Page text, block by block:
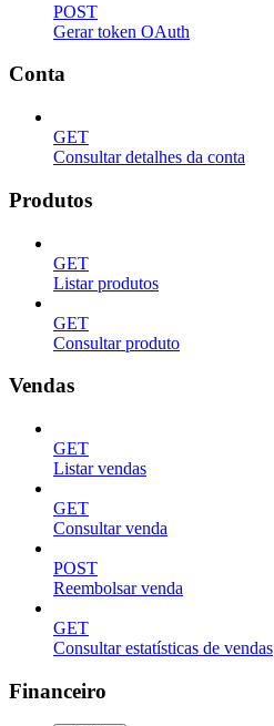
POST
Gerar token OAuth
Conta
GET
Consultar detalhes da conta
Produtos
GET
Listar produtos
GET
Consultar produto
Vendas
GET
Listar vendas
GET
Consultar venda
POST
Reembolsar venda
GET
Consultar estatísticas de vendas
Financeiro